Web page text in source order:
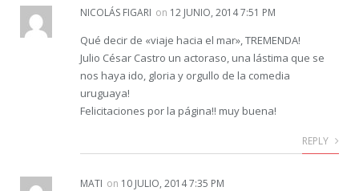
NICOLÁS FIGARI on 12 JUNIO, 2014 7:51 PM
Qué decir de «viaje hacia el mar», TREMENDA!
Julio César Castro un actoraso, una lástima que se
nos haya ido, gloria y orgullo de la comedia
uruguaya!
Felicitaciones por la página!! muy buena!
REPLY
MATI on 10 JULIO, 2014 7:35 PM